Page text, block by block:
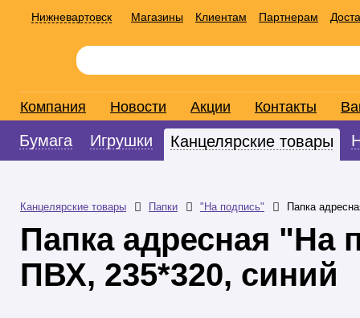
Нижневартовск Магазины Клиентам Партнерам
Компания Новости Акции Контакты
Бумага Игрушки Канцелярские товары
Канцелярские товары Папки "На подпись" Папка
Папка адресная "На
ПВХ, 235*320, синий